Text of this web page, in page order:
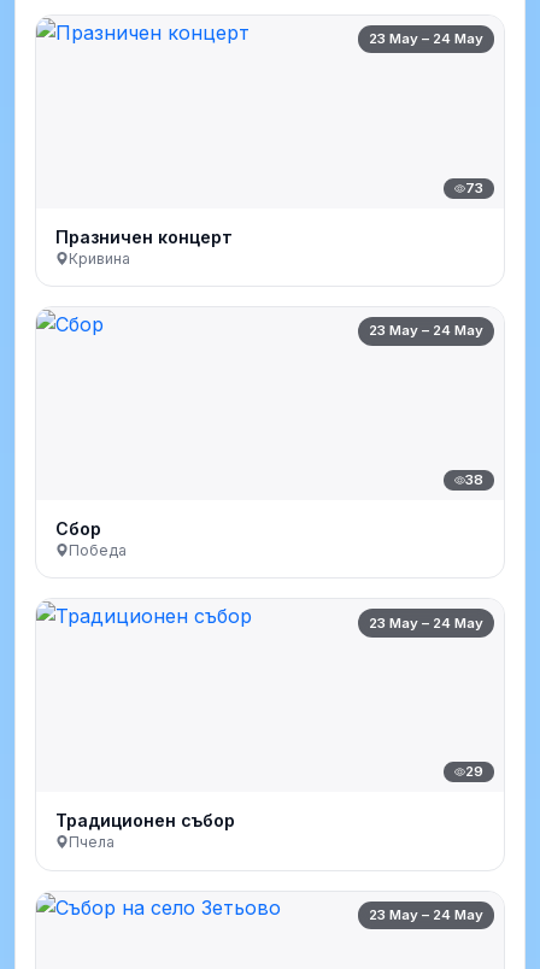
23 May – 24 May
73
Празничен концерт
Кривина
23 May – 24 May
38
Сбор
Победа
23 May – 24 May
29
Традиционен събор
Пчела
23 May – 24 May